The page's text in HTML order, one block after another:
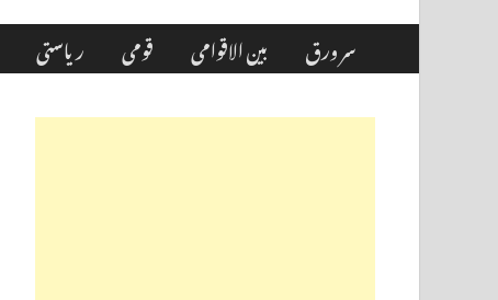
سر ورق بین الاقوامی قومی ریاستی